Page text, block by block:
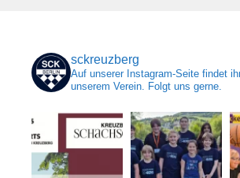
sckreuzberg
Auf unserer Instagram-Seite findet
unserem Verein. Folgt uns gerne.